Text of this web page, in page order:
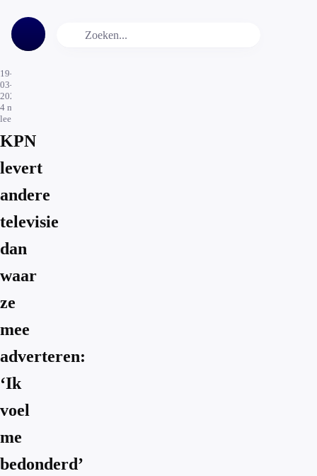
19-
03-
2026
4 min.
leestijd
KPN
levert
andere
televisie
dan
waar
ze
mee
adverteren:
‘Ik
voel
me
bedonderd’